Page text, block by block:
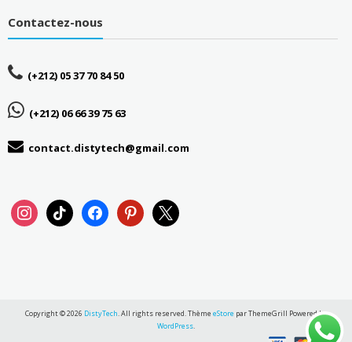
Contactez-nous
(+212) 05 37 70 84 50
(+212) 06 66 39 75 63
contact.distytech@gmail.com
instagramtiktok facebookpinterest
x
Copyright © 2026 DistyTech. All rights reserved. Thème eStore par ThemeGrill Powered by
WordPress.